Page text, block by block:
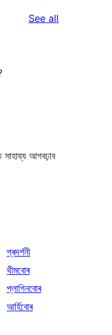
See all
আগবঢ়াব
প্ৰদৰ্শনী
থীমবোৰ
প্লাগিনবোৰ
আৰ্হিবোৰ